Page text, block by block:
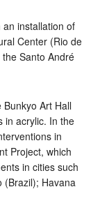
installation of
Center (Rio de
Santo André
Art Hall
in acrylic. In the
in
Project, which
in cities such
(Brazil); Havana